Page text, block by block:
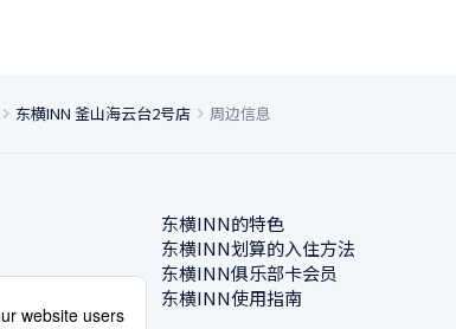
东横INN 釜山海云台2号店 周边信息
东横INN的特色
东横INN划算的入住方法
东横INN俱乐部卡会员
东横INN使用指南